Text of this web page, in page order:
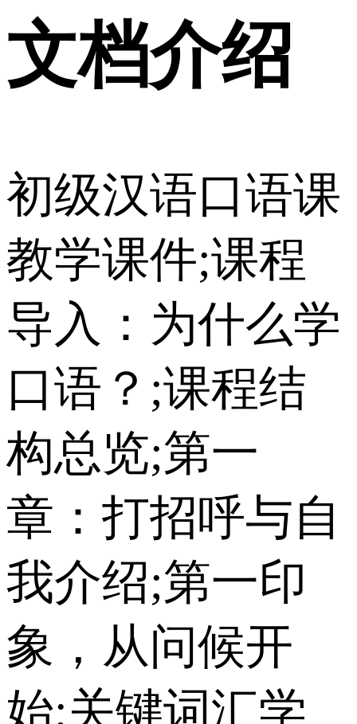
文档介绍
初级汉语口语课
教学课件;课程
导入：为什么学
口语？;课程结
构总览;第一
章：打招呼与自
我介绍;第一印
象，从问候开
始;关键词汇学